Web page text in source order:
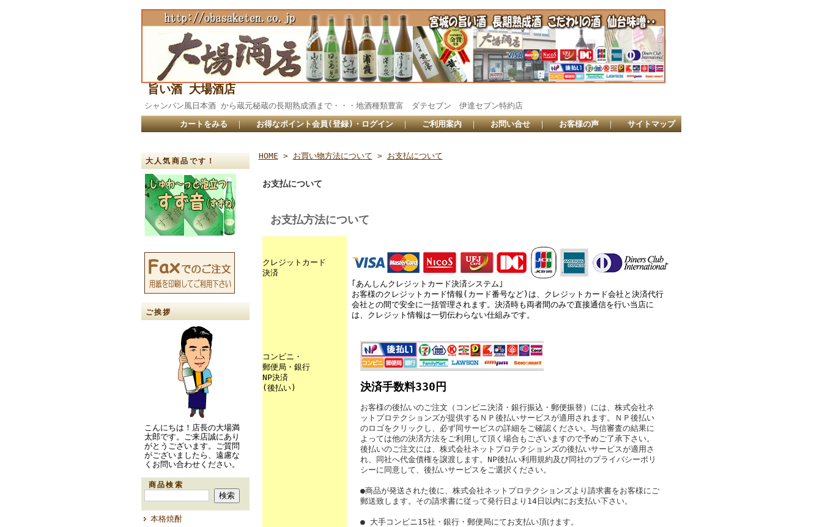
旨い酒 大場酒店
シャンパン風日本酒 から蔵元秘蔵の長期熟成酒まで・・・地酒種類豊富 ダテセブン 伊達セブン特約店
カートをみる ｜ お得なポイント会員(登録)・ログイン ｜ ご利用案内 ｜ お問い合せ ｜ お客様の声 ｜ サイトマップ
大人気商品です！
ご挨拶
こんにちは！店長の大場満
太郎です。ご来店誠にあり
がとうございます。ご質問
がございましたら、遠慮な
くお問い合わせください。
商品検索
本格焼酎
HOME > お買い物方法について > お支払について
お支払について
お支払方法について
クレジットカード
決済
｢あんしんクレジットカード決済システム｣
お客様のクレジットカード情報(カード番号など)は、クレジットカード会社と決済代行
会社との間で安全に一括管理されます。決済時も両者間のみで直接通信を行い当店に
は、クレジット情報は一切伝わらない仕組みです。
コンビニ・
郵便局・銀行
NP決済
(後払い)
決済手数料330円
お客様の後払いのご注文（コンビニ決済・銀行振込・郵便振替）には、株式会社ネ
ットプロテクションズが提供するＮＰ後払いサービスが適用されます。ＮＰ後払い
のロゴをクリックし、必ず同サービスの詳細をご確認ください。与信審査の結果に
よっては他の決済方法をご利用して頂く場合もございますので予めご了承下さい。
後払いのご注文には、株式会社ネットプロテクションズの後払いサービスが適用さ
れ、同社へ代金債権を譲渡します。NP後払い利用規約及び同社のプライバシーポリ
シーに同意して、後払いサービスをご選択ください。
●商品が発送された後に、株式会社ネットプロテクションズより請求書をお客様にご
郵送致します。その請求書に従って発行日より14日以内にお支払い下さい。
● 大手コンビニ15社・銀行・郵便局にてお支払い頂けます。